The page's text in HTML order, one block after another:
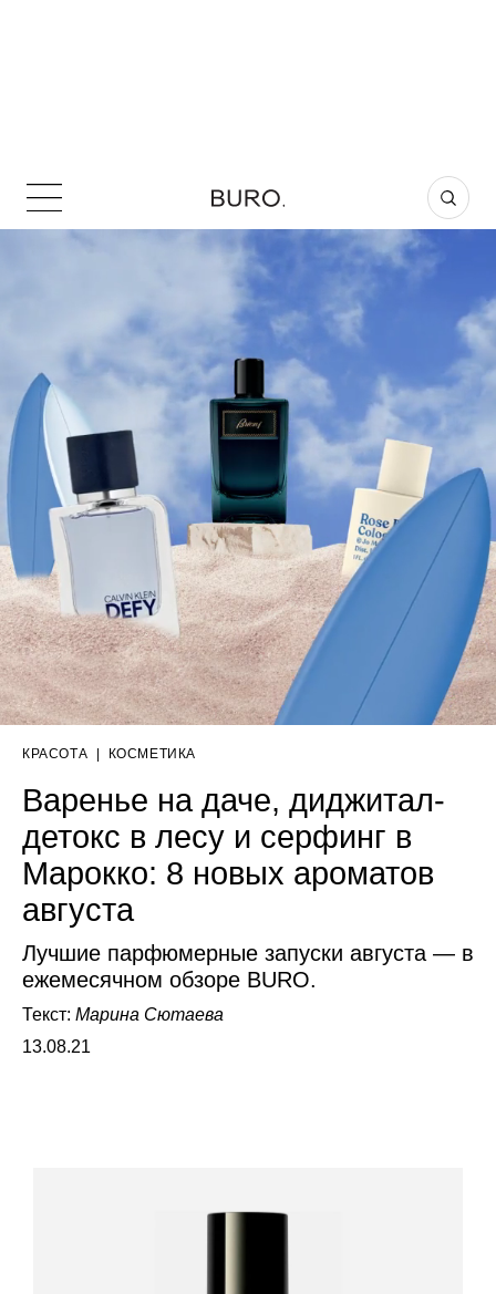
КРАСОТА КОСМЕТИКА
Варенье на даче, диджитал-
детокс в лесу и серфинг в
Марокко: 8 новых ароматов
августа
Лучшие парфюмерные запуски августа — в
ежемесячном обзоре BURO.
Текст: Марина Сютаева
13.08.21